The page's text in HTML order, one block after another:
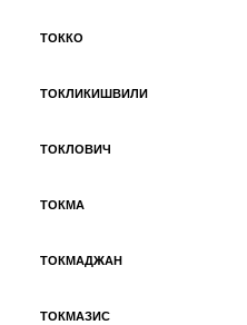
ТОККО
ТОКЛИКИШВИЛИ
ТОКЛОВИЧ
ТОКМА
ТОКМАДЖАН
ТОКМАЗИС